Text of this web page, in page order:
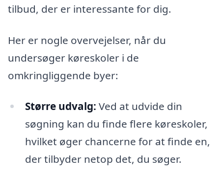
tilbud, der er interessante for dig.
Her er nogle overvejelser, når du
undersøger køreskoler i de
omkringliggende byer:
Større udvalg: Ved at udvide din
søgning kan du finde flere køreskoler,
hvilket øger chancerne for at finde en,
der tilbyder netop det, du søger.